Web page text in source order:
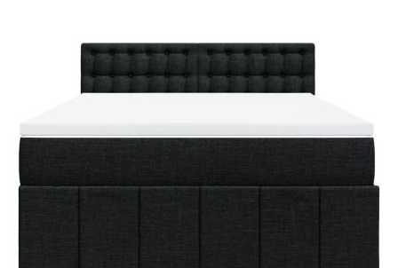
Когато плащате с NewPay, всъщност NewPay плаща
поръчката Ви вместо Вас. Вие я получавате и
разполагате с три начина да я платите към тях:
400 лв. / €204,52
Плащане на 4 вноски. Заплащате 20% от стойността на
разделя на 3 равни месечни вноски без оскъпяване. За
покупки на стойност до 2000 лв. / €1022.61